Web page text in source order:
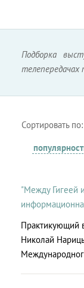
Подборка
телепередачах
Сортировать по:
"Между Гигеей
Практикующий
Николай